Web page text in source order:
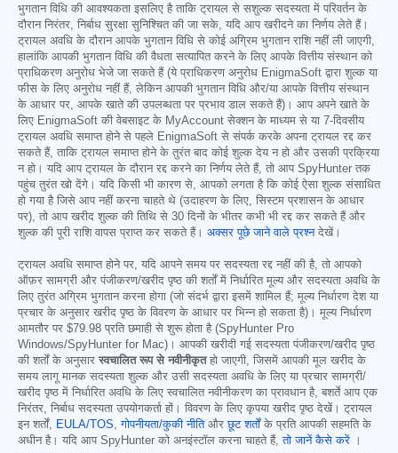
भुगतान विधि की आवश्यकता इसलिए है ताकि ट्रायल से सशुल्क सदस्यता में परिवर्तन के
दौरान निरंतर, निर्बाध सुरक्षा सुनिश्चित की जा सके, यदि आप खरीदने का निर्णय लेते हैं।
ट्रायल अवधि के दौरान आपके भुगतान विधि से कोई अग्रिम भुगतान राशि नहीं ली जाएगी,
हालांकि आपकी भुगतान विधि की वैधता सत्यापित करने के लिए आपके वित्तीय संस्थान को
प्राधिकरण अनुरोध भेजे जा सकते हैं (ये प्राधिकरण अनुरोध EnigmaSoft द्वारा शुल्क या
फीस के लिए अनुरोध नहीं हैं, लेकिन आपकी भुगतान विधि और/या आपके वित्तीय संस्थान
के आधार पर, आपके खाते की उपलब्धता पर प्रभाव डाल सकते हैं)। आप अपने खाते के
लिए EnigmaSoft की वेबसाइट के MyAccount सेक्शन के माध्यम से या 7-दिवसीय
ट्रायल अवधि समाप्त होने से पहले EnigmaSoft से संपर्क करके अपना ट्रायल रद्द कर
सकते हैं, ताकि ट्रायल समाप्त होने के तुरंत बाद कोई शुल्क देय न हो और उसकी प्रक्रिया
न हो। यदि आप ट्रायल के दौरान रद्द करने का निर्णय लेते हैं, तो आप SpyHunter तक
पहुंच तुरंत खो देंगे। यदि किसी भी कारण से, आपको लगता है कि कोई ऐसा शुल्क संसाधित
हो गया है जिसे आप नहीं करना चाहते थे (उदाहरण के लिए, सिस्टम प्रशासन के आधार
पर), तो आप खरीद शुल्क की तिथि से 30 दिनों के भीतर कभी भी रद्द कर सकते हैं और
शुल्क की पूरी राशि वापस प्राप्त कर सकते हैं। अक्सर पूछे जाने वाले प्रश्नदेखें।
ट्रायल अवधि समाप्त होने पर, यदि आपने समय पर सदस्यता रद्द नहीं की है, तो आपको
ऑफ़र सामग्री और पंजीकरण/खरीद पृष्ठ की शर्तों में निर्धारित मूल्य और सदस्यता अवधि के
लिए तुरंत अग्रिम भुगतान करना होगा (जो संदर्भ द्वारा इसमें शामिल हैं; मूल्य निर्धारण देश या
प्रचार के अनुसार खरीद पृष्ठ के विवरण के आधार पर भिन्न हो सकता है)। मूल्य निर्धारण
आमतौर पर $79.98 प्रति छमाही से शुरू होता है (SpyHunter Pro
Windows/SpyHunter for Mac)। आपकी खरीदी गई सदस्यता पंजीकरण/खरीद पृष्ठ
की शर्तों के अनुसार स्वचालित रूप से नवीनीकृतहो जाएगी, जिसमें आपकी मूल खरीद के
समय लागू मानक सदस्यता शुल्क और उसी सदस्यता अवधि के लिए या प्रचार सामग्री/
खरीद पृष्ठ में निर्धारित अवधि के लिए स्वचालित नवीनीकरण का प्रावधान है, बशर्ते आप एक
निरंतर, निर्बाध सदस्यता उपयोगकर्ता हों। विवरण के लिए कृपया खरीद पृष्ठ देखें। ट्रायल
इन शर्तों, EULA/TOS,गोपनीयता/कुकी नीतिऔरछूट शर्तोंके प्रति आपकी सहमति के
अधीन है। यदि आप SpyHunter को अनइंस्टॉल करना चाहते हैं,तो जानें कैसे करें ।